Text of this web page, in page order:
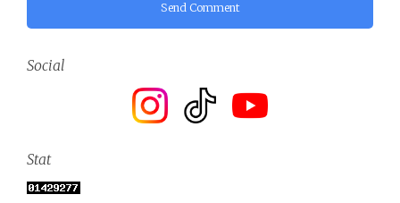
Send Comment
Social
Stat